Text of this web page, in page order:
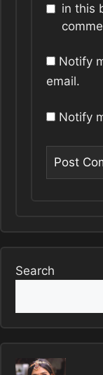
in this
Notify
email.
Notify
Search